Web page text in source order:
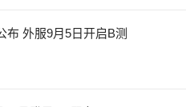
布 外服9月5日开启B测